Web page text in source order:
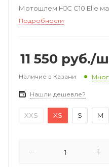
Мотошлем HJC C10 Elie
Подробности
11 550 руб./
Наличие в Казани
Нашли дешевле?
XXS XS S M